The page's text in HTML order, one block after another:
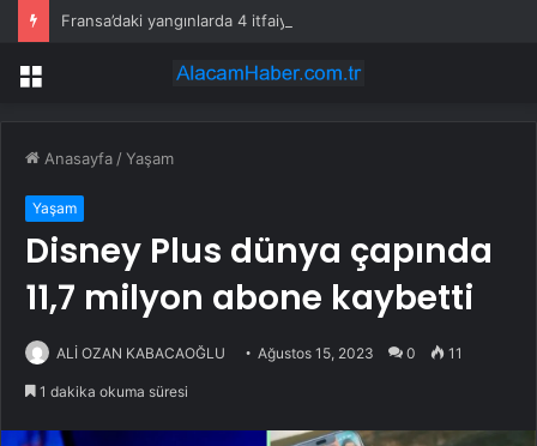
Fransa’daki yangınlarda 4 itfaiye eri hayatını kaybetti
Menü
Anasayfa /Yaşam
Yaşam
Disney Plus dünya çapında
11,7 milyon abone kaybetti
ALİ OZAN KABACAOĞLU Ağustos 15, 2023 0 11
1 dakika okuma süresi